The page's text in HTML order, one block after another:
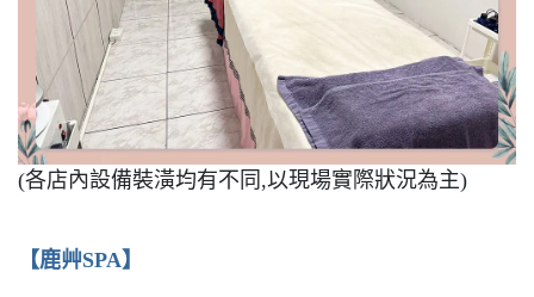
(各店內設備裝潢均有不同,以現場實際狀況為主)
【鹿艸SPA】